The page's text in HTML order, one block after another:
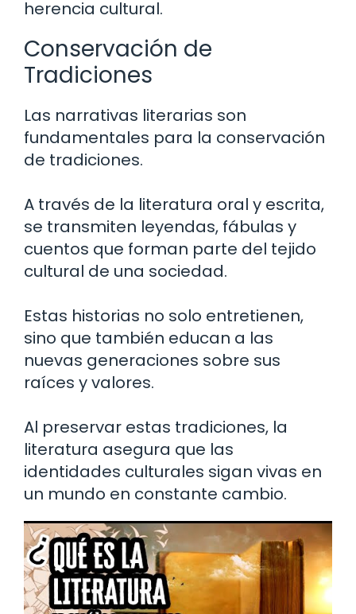
herencia cultural.
Conservación de
Tradiciones
Las narrativas literarias son
fundamentales para la conservación
de tradiciones.
A través de la literatura oral y escrita,
se transmiten leyendas, fábulas y
cuentos que forman parte del tejido
cultural de una sociedad.
Estas historias no solo entretienen,
sino que también educan a las
nuevas generaciones sobre sus
raíces y valores.
Al preservar estas tradiciones, la
literatura asegura que las
identidades culturales sigan vivas en
un mundo en constante cambio.